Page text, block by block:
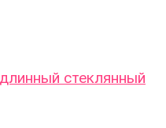
стеклянный